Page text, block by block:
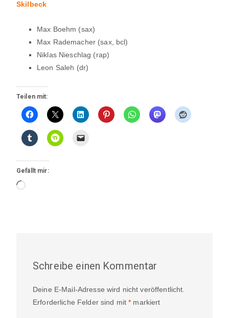
Skilbeck
Max Boehm (sax)
Max Rademacher (sax, bcl)
Niklas Nieschlag (rap)
Leon Saleh (dr)
Teilen mit:
Gefällt mir:
Wird
Schreibe einen Kommentar
Deine E-Mail-Adresse wird nicht veröffentlicht.
Erforderliche Felder sind mit* markiert